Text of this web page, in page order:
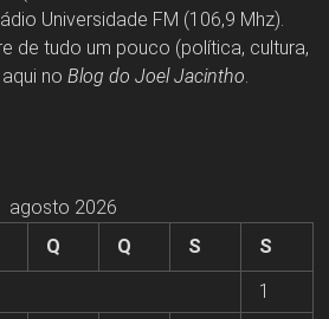
Universidade FM (106,9 Mhz).
de tudo um pouco (política, cultura,
no Blog do Joel Jacintho.
agosto 2026
Q Q S
S
1